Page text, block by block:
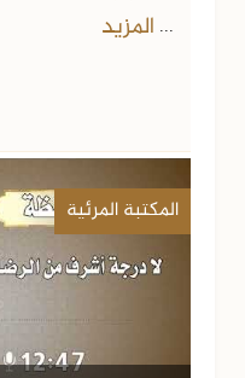
... المزيد
المكتبة المرئية